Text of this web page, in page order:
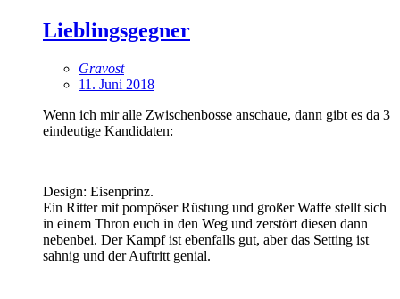
Lieblingsgegner
Gravost
11. Juni 2018
Wenn ich mir alle Zwischenbosse anschaue, dann gibt es da 3
eindeutige Kandidaten:
Design: Eisenprinz.
Ein Ritter mit pompöser Rüstung und großer Waffe stellt sich
in einem Thron euch in den Weg und zerstört diesen dann
nebenbei. Der Kampf ist ebenfalls gut, aber das Setting ist
sahnig und der Auftritt genial.